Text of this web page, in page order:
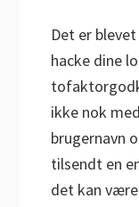
Det er
hacke dine
ikke nok
brugernavn
tilsendt en
det kan være